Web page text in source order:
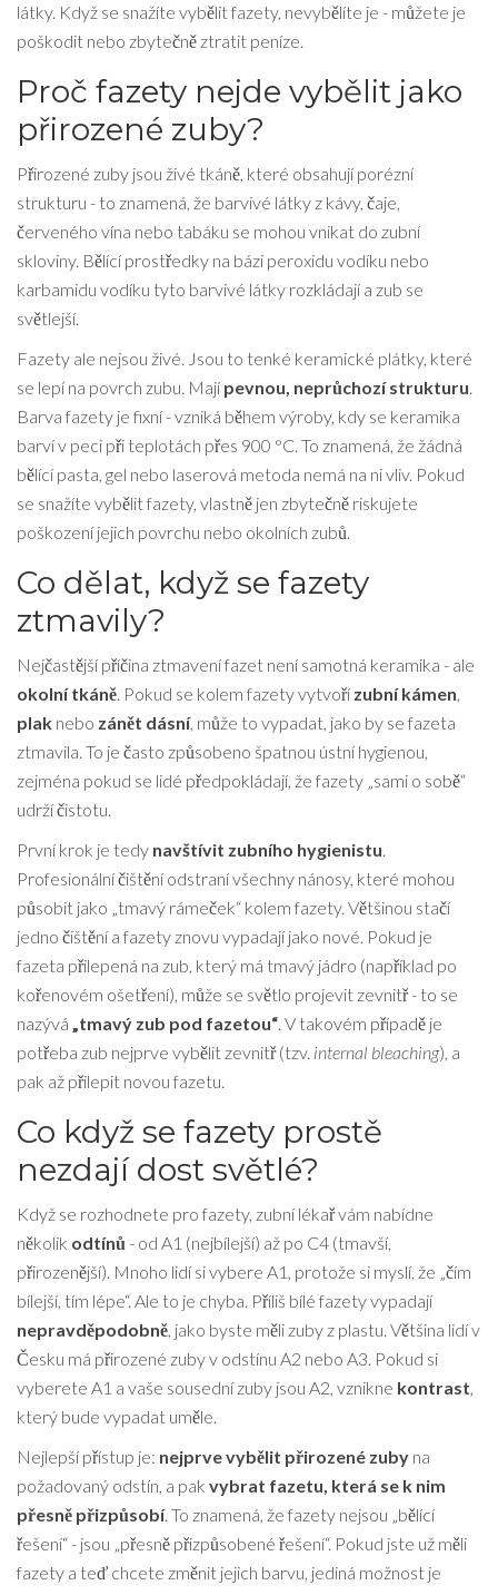
látky. Když se snažíte vybělit fazety, nevybělíte je - můžete je
poškodit nebo zbytečně ztratit peníze.
Proč fazety nejde vybělit jako
přirozené zuby?
Přirozené zuby jsou živé tkáně, které obsahují porézní
strukturu - to znamená, že barvivé látky z kávy, čaje,
červeného vína nebo tabáku se mohou vnikat do zubní
skloviny. Bělící prostředky na bázi peroxidu vodíku nebo
karbamidu vodíku tyto barvivé látky rozkládají a zub se
světlejší.
Fazety ale nejsou živé. Jsou to tenké keramické plátky, které
se lepí na povrch zubu. Mají pevnou, neprůchozí strukturu.
Barva fazety je fixní - vzniká během výroby, kdy se keramika
barví v peci při teplotách přes 900 °C. To znamená, že žádná
bělící pasta, gel nebo laserová metoda nemá na ni vliv. Pokud
se snažíte vybělit fazety, vlastně jen zbytečně riskujete
poškození jejich povrchu nebo okolních zubů.
Co dělat, když se fazety
ztmavily?
Nejčastější příčina ztmavení fazet není samotná keramika - ale
okolní tkáně. Pokud se kolem fazety vytvoří zubní kámen,
plak nebo zánět dásní, může to vypadat, jako by se fazeta
ztmavila. To je často způsobeno špatnou ústní hygienou,
zejména pokud se lidé předpokládají, že fazety „sami o sobě“
udrží čistotu.
První krok je tedy navštívit zubního hygienistu.
Profesionální čištění odstraní všechny nánosy, které mohou
působit jako „tmavý rámeček“ kolem fazety. Většinou stačí
jedno čištění a fazety znovu vypadají jako nové. Pokud je
fazeta přilepená na zub, který má tmavý jádro (například po
kořenovém ošetření), může se světlo projevit zevnitř - to se
nazývá „tmavý zub pod fazetou“. V takovém případě je
potřeba zub nejprve vybělit zevnitř (tzv. internal bleaching), a
pak až přilepit novou fazetu.
Co když se fazety prostě
nezdají dost světlé?
Když se rozhodnete pro fazety, zubní lékař vám nabídne
několik odtínů - od A1 (nejbílejší) až po C4 (tmavší,
přirozenější). Mnoho lidí si vybere A1, protože si myslí, že „čím
bílejší, tím lépe“. Ale to je chyba. Příliš bílé fazety vypadají
nepravděpodobně, jako byste měli zuby z plastu. Většina lidí v
Česku má přirozené zuby v odstínu A2 nebo A3. Pokud si
vyberete A1 a vaše sousední zuby jsou A2, vznikne kontrast,
který bude vypadat uměle.
Nejlepší přístup je: nejprve vybělit přirozené zuby na
požadovaný odstín, a pak vybrat fazetu, která se k nim
přesně přizpůsobí. To znamená, že fazety nejsou „bělící
řešení“ - jsou „přesně přizpůsobené řešení“. Pokud jste už měli
fazety a teď chcete změnit jejich barvu, jediná možnost je